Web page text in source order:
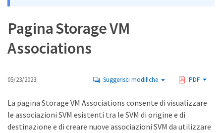
Pagina Storage VM
Associations
05/23/2023 Suggerisci modifiche PDF
La pagina Storage VM Associations consente di visualizzare
le associazioni SVM esistenti tra le SVM di origine e di
destinazione e di creare nuove associazioni SVM da utilizzare